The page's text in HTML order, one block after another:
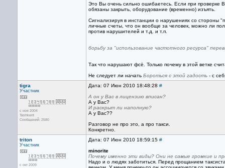
Это Вы очень сильно ошибаетесь. Если при проверке
обязаны закрыть, оборудование (временно) изъять.
Сигнализируя в инстанции о нарушениях со стороны
личные счеты, что он вообще за человек, можно ли
против нарушителей и т.д. и т.п.
борьбу за "использование частотного ресурса"
Так что нарушают фсё. Только почему в этой ветке
Не следует ли начать Бороться с этой гадость - с
tigra
Участник
с ноя 2004
Tashkent
Сообщений: 2580
Дата: 07 Июн 2010 18:48:28 #
А он у Вас в лицензию вписан?
А у Вас?
И раскрыт ли наполную?
А у Вас??
Разговор не про это, а про такси.
Конкретно.
triton
Участник
с окт 2009
Дата: 07 Июн 2010 18:59:15 #
minorite
Почему именно эти виды? Они не самые громкие и
Надо и о людях заботиться. Перед прощанием